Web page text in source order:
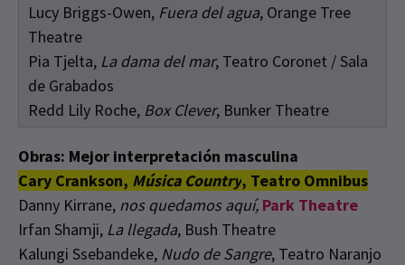
Lucy Briggs-Owen, Fuera del agua, Orange Tree
Theatre
Pia Tjelta, La dama del mar, Teatro Coronet / Sala
de Grabados
Redd Lily Roche, Box Clever, Bunker Theatre
Obras: Mejor interpretación masculina
Cary Crankson, Música Country, Teatro Omnibus
Danny Kirrane, nos quedamos aquí, Park Theatre
Irfan Shamji, La llegada, Bush Theatre
Kalungi Ssebandeke, Nudo de Sangre, Teatro Naranjo